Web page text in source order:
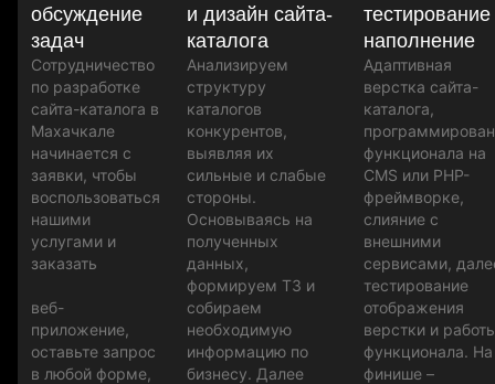
обсуждение
задач
Сотрудничество
по разработке
сайта-каталога в
Махачкале
начинается с
заявки, чтобы
воспользоваться
нашими
услугами и
заказать
веб-
приложение,
оставьте запрос
в любой форме,
и дизайн сайта-
каталога
Анализируем
структуру
каталогов
конкурентов,
выявляя их
сильные и слабые
стороны.
Основываясь на
полученных
данных,
формируем ТЗ и
собираем
необходимую
информацию по
бизнесу. Далее
тестирование
наполнение
Адаптивная
верстка сайта-
каталога,
функционала на
CMS или PHP-
фреймворке,
слияние с
внешними
сервисами,
тестирование
отображения
верстки и
функционала. На
финише –